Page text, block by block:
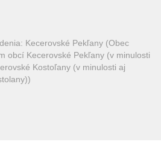
Kecerovské Pekľany (Obec
obcí Kecerovské Pekľany (v minulosti
Kostoľany (v minulosti aj